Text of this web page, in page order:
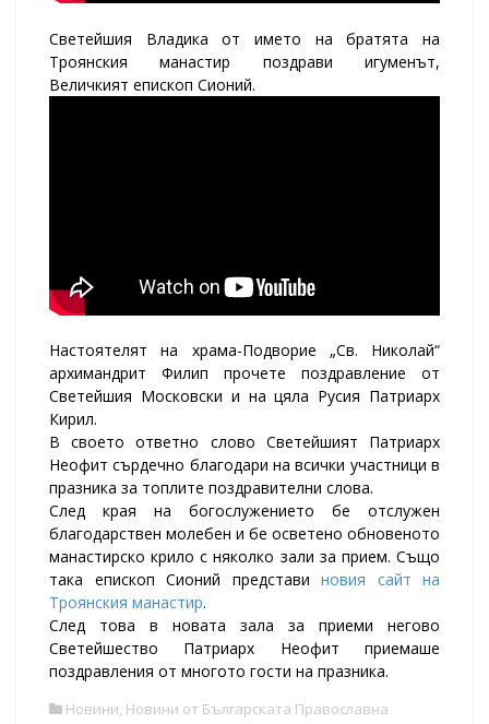
Светейшия Владика от името на братята на
Троянския манастир поздрави игуменът,
Величкият епископ Сионий.
Настоятелят на храма-Подворие „Св. Николай“
архимандрит Филип прочете поздравление от
Светейшия Московски и на цяла Русия Патриарх
Кирил.
В своето ответно слово Светейшият Патриарх
Неофит сърдечно благодари на всички участници в
празника за топлите поздравителни слова.
След края на богослужението бе отслужен
благодарствен молебен и бе осветено обновеното
манастирско крило с няколко зали за прием. Също
така епископ Сионий представи новия сайт на
Троянския манастир.
След това в новата зала за приеми негово
Светейшество Патриарх Неофит приемаше
поздравления от многото гости на празника.
Новини, Новини от Българската Православна